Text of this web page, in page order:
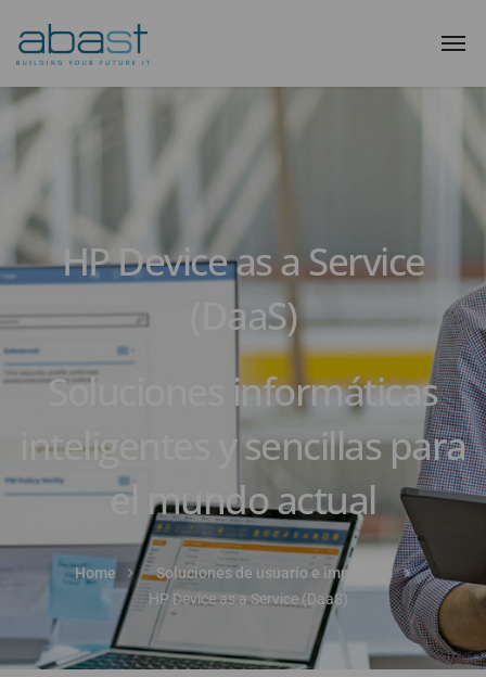
HP Device as a Service
(DaaS)
Soluciones informáticas
inteligentes y sencillas para
el mundo actual
Home
Soluciones de usuario e impresión
HP Device as a Service (DaaS)